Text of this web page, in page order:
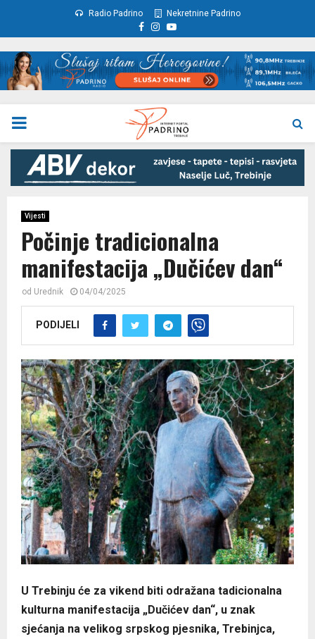
Radio Padrino Nekretnine Padrino
Facebook
Instagram
Youtube
PRIMARY
MENU
Vijesti
Počinje tradicionalna
manifestacija „Dučićev dan“
od Urednik 04/04/2025
PODIJELI
U Trebinju će za vikend biti odražana tadicionalna
kulturna manifestacija „Dučićev dan“, u znak
sjećanja na velikog srpskog pjesnika, Trebinjca,